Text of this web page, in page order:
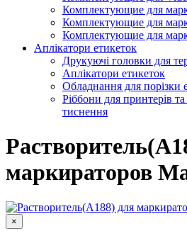
Комплектующие для
Комплектующие для
Комплектующие для
Аплікатори етикеток
Друкуючі головки для
Аплікатори етикеток
Обладнання для порізки
Ріббони для принтерів
тиснення
маркираторов
×